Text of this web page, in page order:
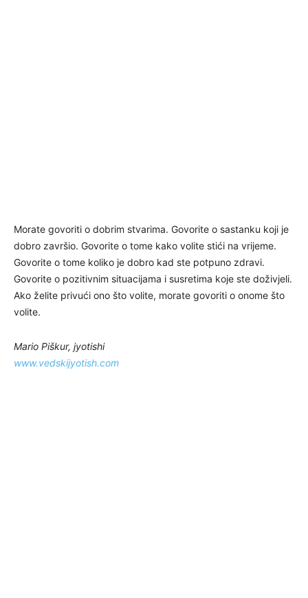
Morate govoriti o dobrim stvarima. Govorite o sastanku koji je
dobro završio. Govorite o tome kako volite stići na vrijeme.
Govorite o tome koliko je dobro kad ste potpuno zdravi.
Govorite o pozitivnim situacijama i susretima koje ste doživjeli.
Ako želite privući ono što volite, morate govoriti o onome što
volite.
Mario Piškur, jyotishi
www.vedskijyotish.com